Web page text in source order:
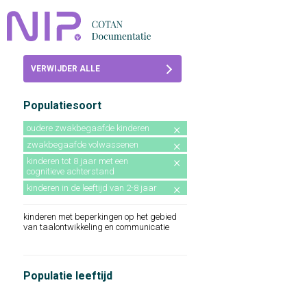
Abonneren
VERWIJDER ALLE
Populatiesoort
oudere zwakbegaafde kinderen
zwakbegaafde volwassenen
kinderen tot 8 jaar met een
cognitieve achterstand
kinderen in de leeftijd van 2-8 jaar
kinderen met beperkingen op het gebied
van taalontwikkeling en communicatie
Populatie leeftijd